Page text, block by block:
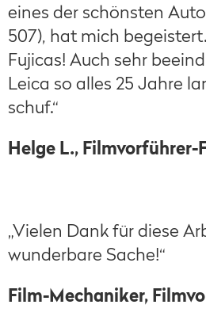
eines der schönsten
507), hat mich
Fujicas! Auch sehr
Leica so alles 25 Jahre
schuf.“
Helge L., Filmvorführer-
„Vielen Dank für diese
wunderbare Sache!“
Film-Mechaniker,